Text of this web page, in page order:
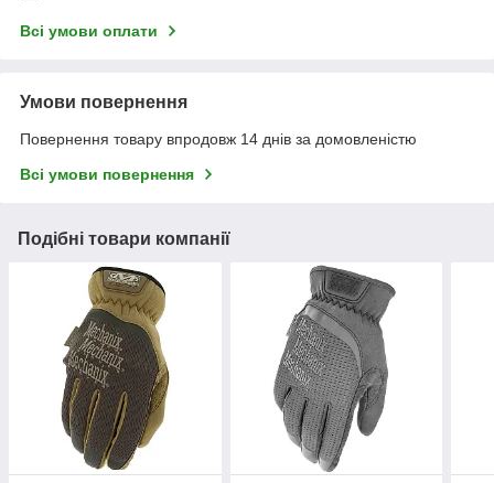
Всі умови оплати
Умови повернення
Повернення товару впродовж 14 днів за домовленістю
Всі умови повернення
Подібні товари компанії